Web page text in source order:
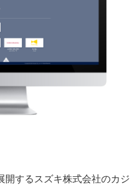
開するスズキ株式会社のカジ